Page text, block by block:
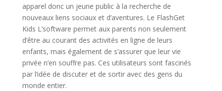
apparel donc un jeune public à la recherche de
nouveaux liens sociaux et d’aventures. Le FlashGet
Kids L’software permet aux parents non seulement
d’être au courant des activités en ligne de leurs
enfants, mais également de s’assurer que leur vie
privée n’en souffre pas. Ces utilisateurs sont fascinés
par l’idée de discuter et de sortir avec des gens du
monde entier.